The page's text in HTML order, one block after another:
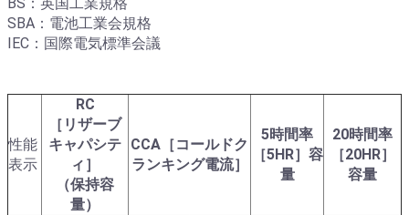
SBA：電池工業会規格
IEC：国際電気標準会議
性能
表示
RC
［リザーブ
キャパシテ
ィ］
（保持容
量）
CCA［コールドク
ランキング電流］
5時間率
［5HR］容
量
20時間率
［20HR］
容量